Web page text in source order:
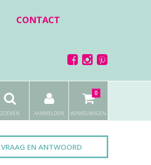
CONTACT
ZOEKEN AANMELDEN WINKELWAGEN
0
VRAAG EN ANTWOORD